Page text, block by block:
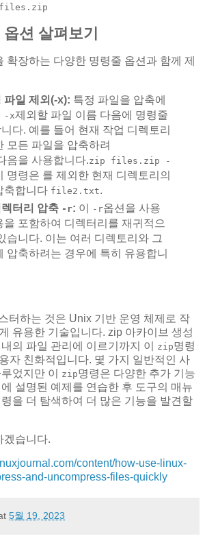
files.zip
션 살펴보기
확장하는 다양한 명령줄 옵션과 함께 제
파일 제외(-x): 특정 파일을 압축에
-x제외할 파일 이름 다음에 명령줄
다. 예를 들어 현재 작업 디렉토리
모든 파일을 압축하려
음을 사용합니다.zip files.zip -
명령은 를 제외한 현재 디렉토리의
축합니다 file2.txt.
터리 압축 -r: 이 -r옵션을 사용
을 포함하여 디렉터리를 재귀적으
습니다. 이는 여러 디렉토리와 그
압축하려는 경우에 특히 유용합니
터하는 것은 Unix 기반 운영 체제로 작
유용한 기술입니다. zip 아카이브 생성
의 파일 관리에 이르기까지 이
zip명령
자 친화적입니다. 몇 가지 일반적인 사
었지만 이
zip명령은 다양한 추가 기능
설명된 예제를 연습한 후 도구의 매뉴
을 더 탐색하여 더 많은 기능을 발견할
겠습니다.
content/how-use-linux-
and-uncompress-files-quickly
5월 19, 2023